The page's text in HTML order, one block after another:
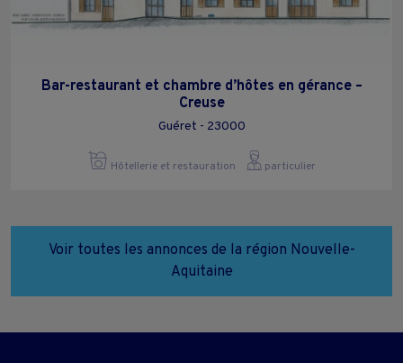
Bar-restaurant et chambre d’hôtes en gérance –
Creuse
Guéret - 23000
Hôtellerie et restauration particulier
Voir toutes les annonces de la région Nouvelle-
Aquitaine